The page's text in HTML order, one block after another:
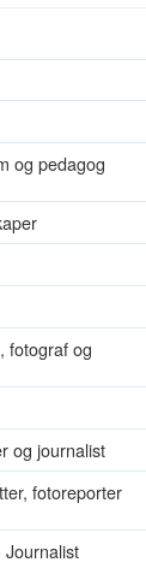
og pedagog
fotograf og
og journalist
fotoreporter
Journalist